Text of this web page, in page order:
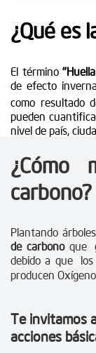
¿Qué es
El término
de efecto
como resultado
pueden
nivel de país,
carbono?
Plantando
de carbonoque
debido a que
producen
Te invitamos
acciones